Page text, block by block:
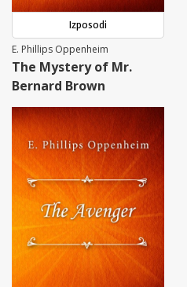
Izposodi
E. Phillips Oppenheim
The Mystery of Mr.
Bernard Brown